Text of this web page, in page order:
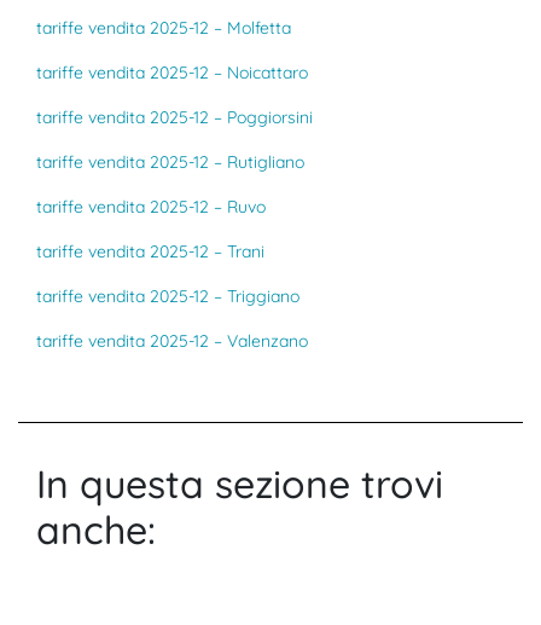
tariffe vendita 2025-12 – Molfetta
tariffe vendita 2025-12 – Noicattaro
tariffe vendita 2025-12 – Poggiorsini
tariffe vendita 2025-12 – Rutigliano
tariffe vendita 2025-12 – Ruvo
tariffe vendita 2025-12 – Trani
tariffe vendita 2025-12 – Triggiano
tariffe vendita 2025-12 – Valenzano
In questa sezione trovi
anche: